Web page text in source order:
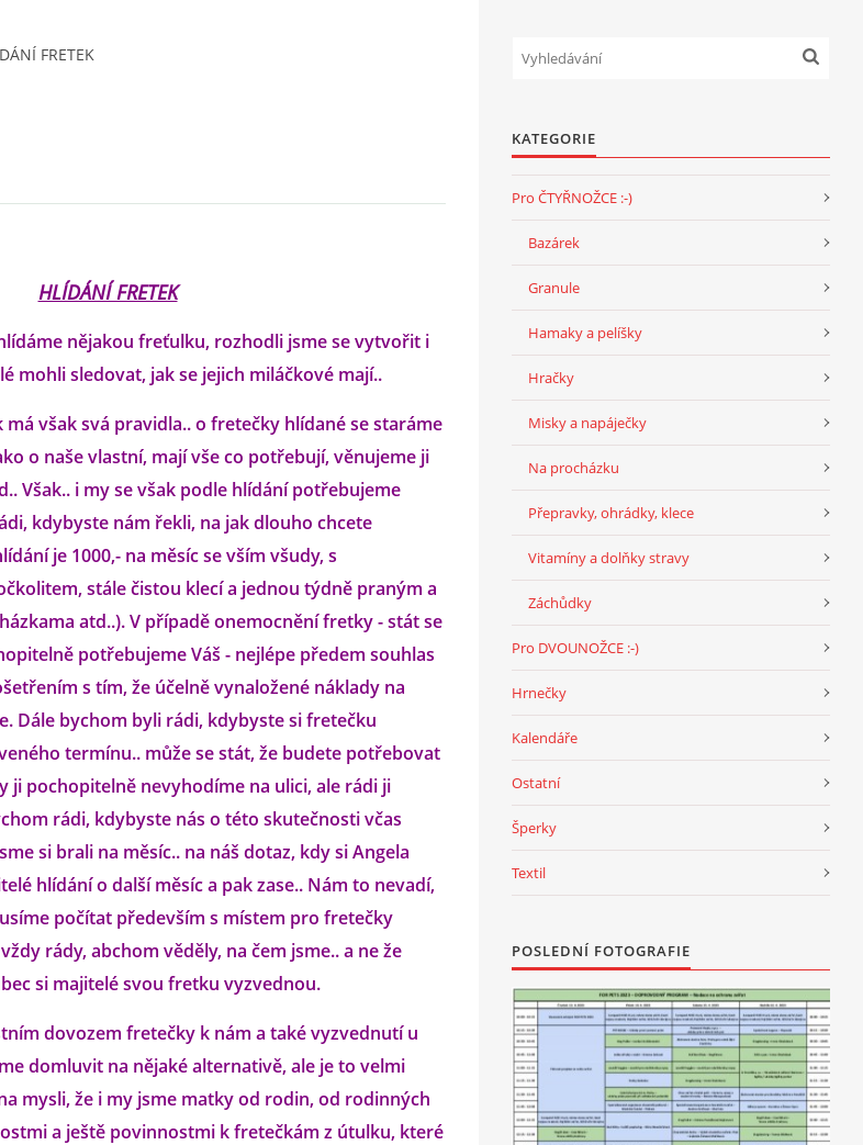
FRETEK
HLÍDÁNÍ FRETEK
nějakou freťulku, rozhodli jsme se vytvořit i
mohli sledovat, jak se jejich miláčkové mají..
má však svá pravidla.. o fretečky hlídané se staráme
o naše vlastní, mají vše co potřebují, věnujeme ji
Však.. i my se však podle hlídání potřebujeme
kdybyste nám řekli, na jak dlouho chcete
je 1000,- na měsíc se vším všudy, s
stále čistou klecí a jednou týdně praným a
atd..). V případě onemocnění fretky - stát se
potřebujeme Váš - nejlépe předem souhlas
s tím, že účelně vynaložené náklady na
Dále bychom byli rádi, kdybyste si fretečku
termínu.. může se stát, že budete potřebovat
ji pochopitelně nevyhodíme na ulici, ale rádi ji
rádi, kdybyste nás o této skutečnosti včas
si brali na měsíc.. na náš dotaz, kdy si Angela
hlídání o další měsíc a pak zase.. Nám to nevadí,
počítat především s místem pro fretečky
rády, abchom věděly, na čem jsme.. a ne že
si majitelé svou fretku vyzvednou.
dovozem fretečky k nám a také vyzvednutí u
domluvit na nějaké alternativě, ale je to velmi
mysli, že i my jsme matky od rodin, od rodinných
a ještě povinnostmi k fretečkám z útulku, které
KATEGORIE
Pro ČTYŘNOŽCE :-)
Bazárek
Granule
Hamaky a pelíšky
Hračky
Misky a napáječky
Na procházku
Přepravky, ohrádky, klece
Vitamíny a dolňky stravy
Záchůdky
Pro DVOUNOŽCE :-)
Hrnečky
Kalendáře
Ostatní
Šperky
Textil
POSLEDNÍ FOTOGRAFIE